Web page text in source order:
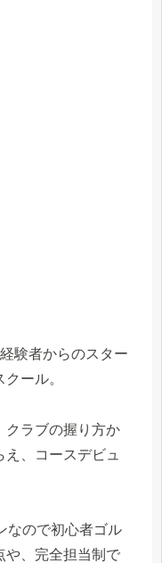
験者からのスター
ール。
クラブの握り方か
、コースデビュ
なので初心者ゴル
や、完全担当制で